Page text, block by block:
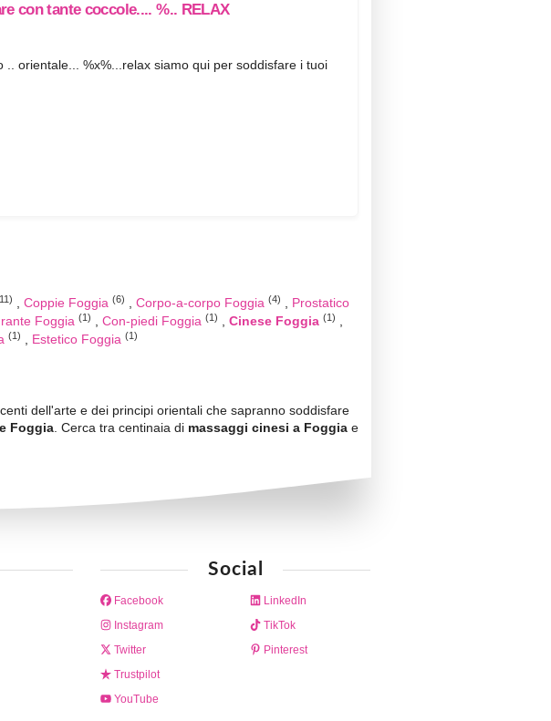
con tante coccole.... %.. RELAX
orientale... %x%...relax siamo qui per soddisfare i tuoi
Coppie Foggia (6) Corpo-a-corpo Foggia (4)
Prostatico
Foggia (1) Con-piedi Foggia (1) Cinese Foggia (1)
(1) Estetico Foggia (1)
dell'arte e dei principi orientali che sapranno soddisfare
Foggia . Cerca tra centinaia di massaggi cinesi a Foggia e
Social
Facebook
Instagram
Twitter
Trustpilot
YouTube
LinkedIn
TikTok
Pinterest